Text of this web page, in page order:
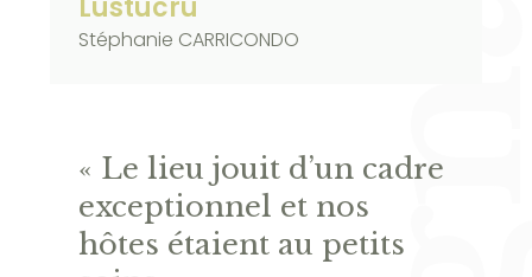
Lustucru
Stéphanie CARRICONDO
« Le lieu jouit d’un cadre
exceptionnel et nos
hôtes étaient au petits